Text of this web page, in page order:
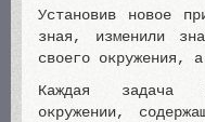
Установив новое
зная, изменили
своего окружения, а
Каждая задача
окружении,